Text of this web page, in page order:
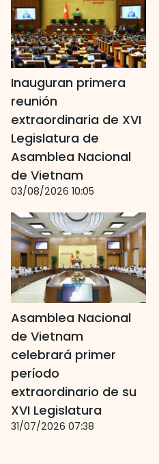
Inauguran primera
reunión
extraordinaria de XVI
Legislatura de
Asamblea Nacional
de Vietnam
03/08/2026 10:05
Asamblea Nacional
de Vietnam
celebrará primer
período
extraordinario de su
XVI Legislatura
31/07/2026 07:38